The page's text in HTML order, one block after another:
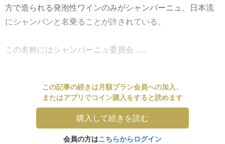
方で造られる発泡性ワインのみがシャンパーニュ、日本流
にシャンパンと名乗ることが許されている。
この名称にはシャンパーニュ委員会......
この記事の続きは月額プラン会員への加入、
またはアプリでコイン購入をすると読めます
購入して続きを読む
会員の方はこちらからログイン